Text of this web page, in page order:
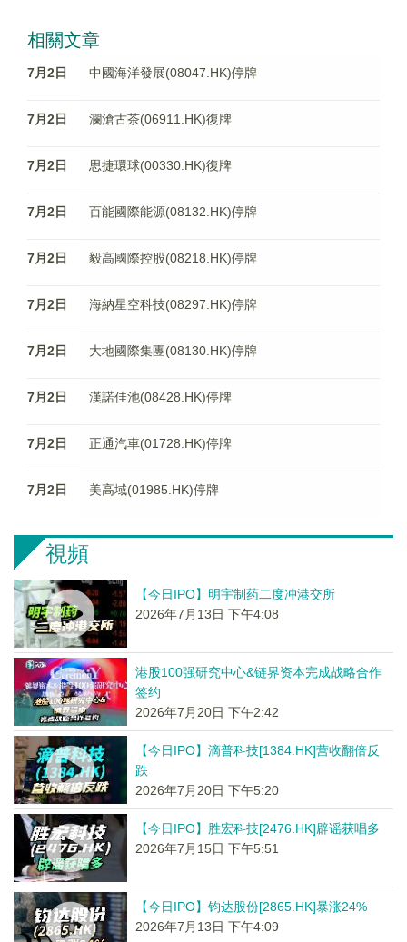
相關文章
7月2日 中國海洋發展(08047.HK)停牌
7月2日 瀾滄古茶(06911.HK)復牌
7月2日 思捷環球(00330.HK)復牌
7月2日 百能國際能源(08132.HK)停牌
7月2日 毅高國際控股(08218.HK)停牌
7月2日 海納星空科技(08297.HK)停牌
7月2日 大地國際集團(08130.HK)停牌
7月2日 漢諾佳池(08428.HK)停牌
7月2日 正通汽車(01728.HK)停牌
7月2日 美高域(01985.HK)停牌
視頻
【今日IPO】明宇制药二度冲港交所
2026年7月13日 下午4:08
港股100强研究中心&链界资本完成战略合作
签约
2026年7月20日 下午2:42
【今日IPO】滴普科技[1384.HK]营收翻倍反
跌
2026年7月20日 下午5:20
【今日IPO】胜宏科技[2476.HK]辟谣获唱多
2026年7月15日 下午5:51
【今日IPO】钧达股份[2865.HK]暴涨24%
2026年7月13日 下午4:09